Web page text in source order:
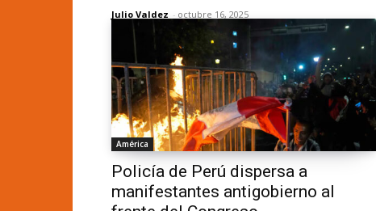
Julio Valdez - octubre 16, 2025
América
Policía de Perú dispersa a
manifestantes antigobierno al